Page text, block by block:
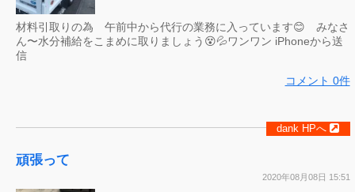
材料引取りの為 午前中から代行の業務に入っています😊 みなさ
ん〜水分補給をこまめに取りましょう😵💦ワンワン iPhoneから送
信
コメント 0件
頑張って
dank HPへ
2020年08月08日 15:51